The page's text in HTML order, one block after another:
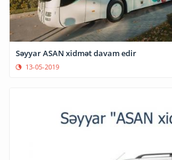
Səyyar ASAN xidmət davam edir
13-05-2019